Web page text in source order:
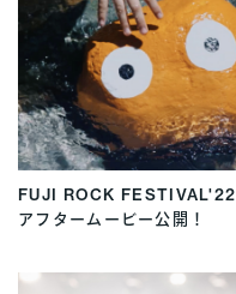
FUJI ROCK FESTIVAL'22
アフタームービー公開！